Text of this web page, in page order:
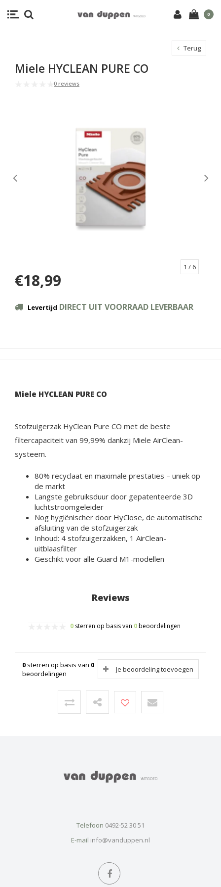
0
Terug
Miele HYCLEAN PURE CO
0 reviews
1 / 6
€18,99
Levertijd DIRECT UIT VOORRAAD LEVERBAAR
Miele HYCLEAN PURE CO
Stofzuigerzak HyClean Pure CO met de beste
filtercapaciteit van 99,99% dankzij Miele AirClean-
systeem.
80% recyclaat en maximale prestaties – uniek op
de markt
Langste gebruiksduur door gepatenteerde 3D
luchtstroomgeleider
Nog hygiënischer door HyClose, de automatische
afsluiting van de stofzuigerzak
Inhoud: 4 stofzuigerzakken, 1 AirClean-
uitblaasfilter
Geschikt voor alle Guard M1-modellen
Reviews
0 sterren op basis van 0beoordelingen
0 sterren op basis van 0
beoordelingen
Je beoordeling toevoegen
Telefoon 0492-52 30 51
E-mail info@vanduppen.nl